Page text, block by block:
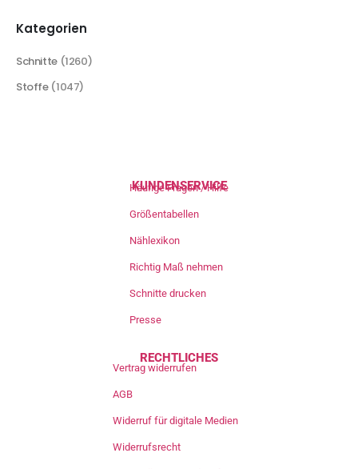
Kategorien
Schnitte (1260)
Stoffe (1047)
KUNDENSERVICE
Häufige Fragen / Hilfe
Größentabellen
Nählexikon
Richtig Maß nehmen
Schnitte drucken
Presse
RECHTLICHES
Vertrag widerrufen
AGB
Widerruf für digitale Medien
Widerrufsrecht